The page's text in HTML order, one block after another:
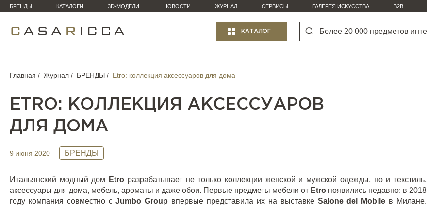
БРЕНДЫ КАТАЛОГИ 3D-МОДЕЛИ НОВОСТИ ЖУРНАЛ СЕРВИСЫ ГАЛЕРЕЯ ИСКУССТВА B2B
КАТАЛОГ
Главная Журнал БРЕНДЫ Etro: коллекция аксессуаров для дома
ETRO: КОЛЛЕКЦИЯ АКСЕССУАРОВ
ДЛЯ ДОМА
9 июня 2020 БРЕНДЫ
Итальянский модный дом Etro разрабатывает не только коллекции женской и мужской одежды, но и текстиль,
аксессуары для дома, мебель, ароматы и даже обои. Первые предметы мебели от Etro появились недавно: в 2018
году компания совместно сJumbo Group впервые представила их на выставке Salone del Mobile в Милане.